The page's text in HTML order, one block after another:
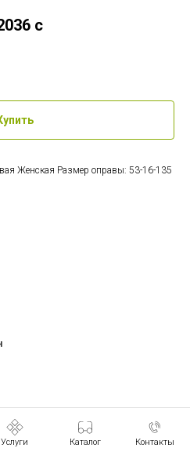
Услуги Каталог Контакты
c
Женская Размер оправы: 53-16-135